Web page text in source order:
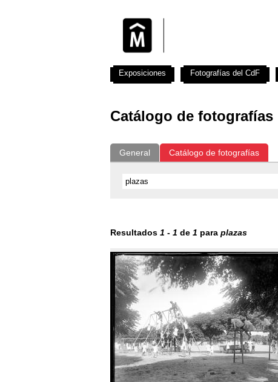
Catálogo de fotografías
General Catálogo de fotografías
Resultados 1 - 1 de 1 para plazas
Exposiciones Fotografías del CdF